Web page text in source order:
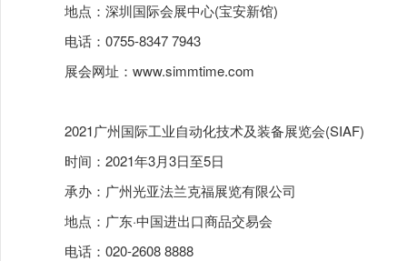
地点：深圳国际会展中心(宝安新馆)
电话：0755-8347 7943
展会网址： www.simmtime.com
2021广州国际工业自动化技术及装备展览会(SIAF)
时间：2021年3月3日至5日
承办：广州光亚法兰克福展览有限公司
地点：广东·中国进出口商品交易会
电话：020-2608 8888